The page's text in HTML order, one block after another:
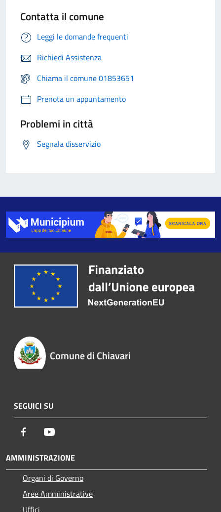
Contatta il comune
Leggi le domande frequenti
Richiedi Assistenza
Chiama il comune 01853651
Prenota un appuntamento
Problemi in città
Segnala disservizio
Comune di Chiavari
SEGUICI SU
Facebook
AMMINISTRAZIONE
Organi di Governo
Aree Amministrative